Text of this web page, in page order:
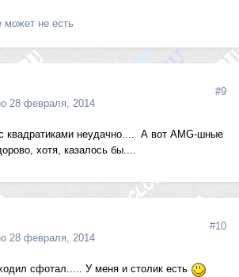
может не есть
28 февраля, 2014
#9
квадратиками неудачно.... А вот AMG-шные
хотя, казалось бы....
28 февраля, 2014
#10
сфотал..... У меня и столик есть